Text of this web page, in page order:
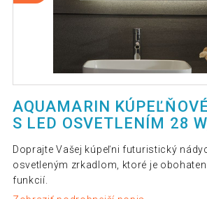
AQUAMARIN
S LED OSVETLENÍM 28
Doprajte Vašej kúpeľni futuristický
osvetleným zrkadlom, ktoré je
funkcií.